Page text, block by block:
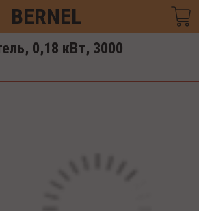
BERNEL
0,18 кВт, 3000